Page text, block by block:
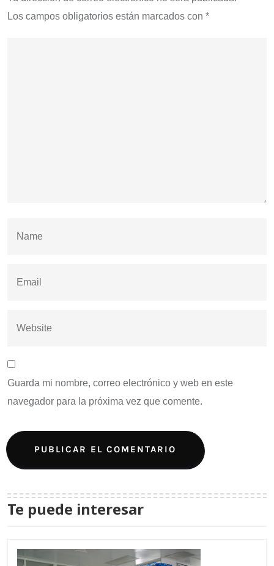
Los campos obligatorios están marcados con *
Guarda mi nombre, correo electrónico y web en este
navegador para la próxima vez que comente.
Te puede interesar